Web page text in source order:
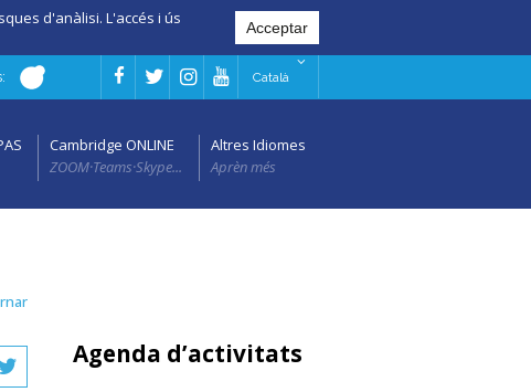
d'anàlisi. L'accés i ús
Català
Cambridge ONLINE
ZOOM·Teams·Skype...
Altres Idiomes
Aprèn més
Agenda d’activitats